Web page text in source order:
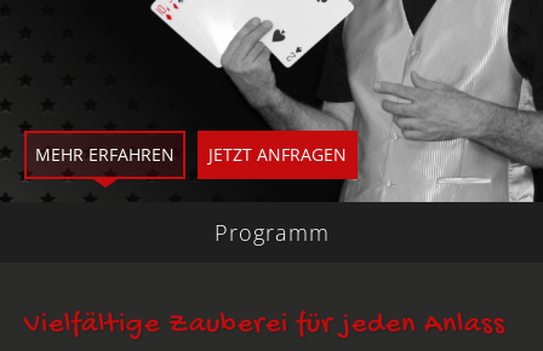
MEHR ERFAHREN JETZT ANFRAGEN
Programm
Vielfältige Zauberei für jeden Anlass